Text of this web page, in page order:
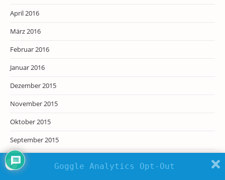
April 2016
März 2016
Februar 2016
Januar 2016
Dezember 2015
November 2015
Oktober 2015
September 2015
August 2015
Juli 2015
Goggle Analytics Opt-Out